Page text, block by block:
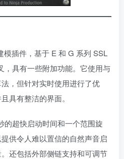
模插件，基于 E 和 G 系列 SSL
，具有一些附加功能。它使用与
，但针对实时使用进行了优
具有整洁的界面。
的超快启动时间和一个范围旋
供令人难以置信的自然声音启
还包括外部侧链支持和可调节